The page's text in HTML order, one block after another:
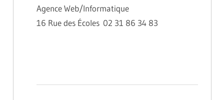
Agence Web/Informatique
16 Rue des Écoles 02 31 86 34 83